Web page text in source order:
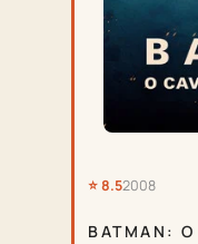
⭐ 8.52008
BATMAN: O